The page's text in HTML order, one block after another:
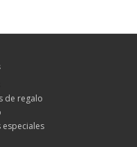
de regalo
especiales